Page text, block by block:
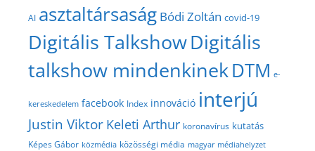
AI asztaltársaság Bódi Zoltán covid-19
Digitális TalkshowDigitális
talkshow mindenkinekDTM e-
kereskedelem facebook Index innováció interjú
Justin Viktor Keleti Arthur koronavírus kutatás
Képes Gábor közmédia közösségi média magyar médiahelyzet